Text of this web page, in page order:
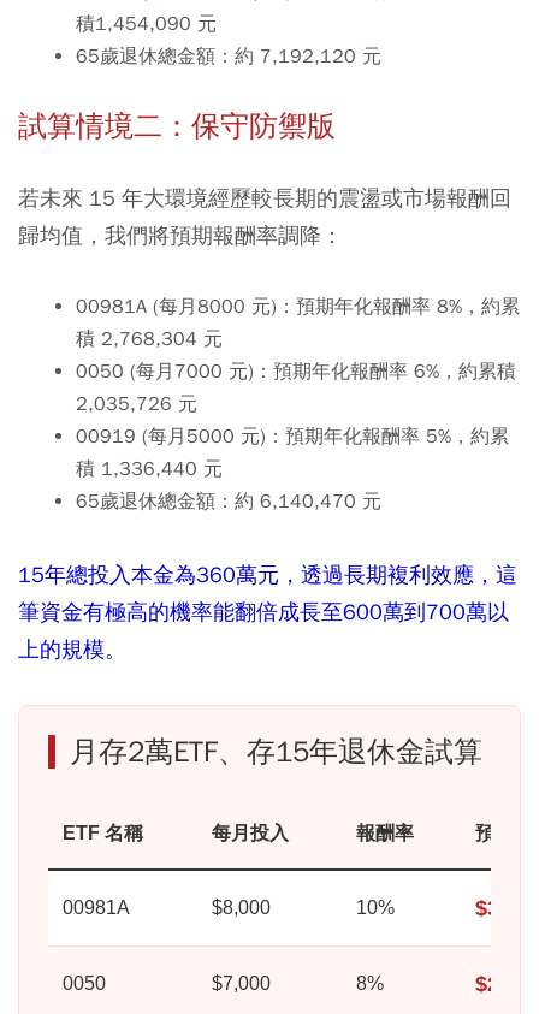
積1,454,090 元
65歲退休總金額：約 7,192,120 元
試算情境二：保守防禦版
若未來 15 年大環境經歷較長期的震盪或市場報酬回
歸均值，我們將預期報酬率調降：
00981A (每月8000 元) ：預期年化報酬率 8%，約累
積 2,768,304 元
0050 (每月 7000 元) ：預期年化報酬率 6%，約累積
2,035,726 元
00919 (每月 5000 元) ：預期年化報酬率 5%，約累
積 1,336,440 元
65歲退休總金額：約 6,140,470 元
15年總投入本金為360萬元，透過長期複利效應，這
筆資金有極高的機率能翻倍成長至600萬到700萬以
上的規模。
月存2萬ETF、存15年退休金試算
ETF 名稱 每月投入 報酬率 預期價
00981A $8,000 10%
0050 $7,000 8%